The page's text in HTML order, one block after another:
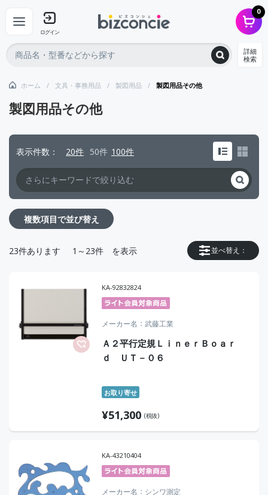
ログイン
0
詳細
検索
ホーム 文具・事務用品 製図用品 製図用品その他
製図用品その他
表示件数 20件 50件 100件
複数項目で並び替え
並べ替え：
23件あります 1～23件 を表示
KA-92832824
メーカー名 武藤工業
Ａ２平行定規ＬｉｎｅｒＢｏａｒ
ｄ ＵＴ－０６
お取り寄せ
¥51,300 (税抜)
KA-43210404
メーカー名 シンワ測定